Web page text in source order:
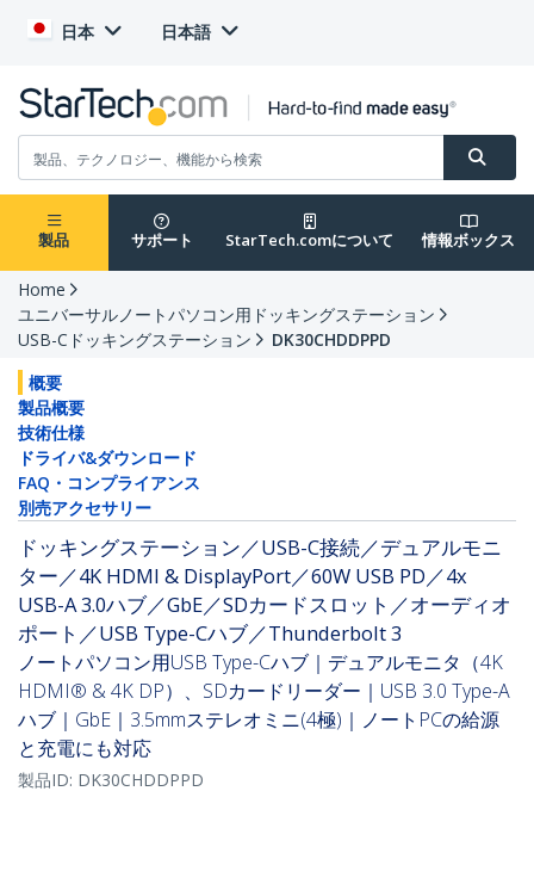
日本 日本語
製品 サポート StarTech.comについて 情報ボックス
Home
ユニバーサルノートパソコン用ドッキングステーション
USB-Cドッキングステーション
DK30CHDDPPD
概要
製品概要
技術仕様
ドライバ&ダウンロード
FAQ・コンプライアンス
別売アクセサリー
ドッキングステーション／USB-C接続／デュアルモニ
ター／4K HDMI & DisplayPort／60W USB PD／4x
USB-A 3.0ハブ／GbE／SDカードスロット／オーディオ
ポート／USB Type-Cハブ／Thunderbolt 3
ノートパソコン用USB Type-Cハブ｜デュアルモニタ（4K
HDMI® & 4K DP）、SDカードリーダー｜USB 3.0 Type-A
ハブ｜GbE｜3.5mmステレオミニ(4極)｜ノートPCの給源
と充電にも対応
製品ID: DK30CHDDPPD